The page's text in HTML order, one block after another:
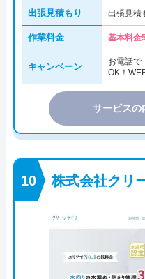
出張見積もり 出張見積
作業料金 基本料金
キャンペーン
お電話で
OK！
サービスの
株式会社クリ